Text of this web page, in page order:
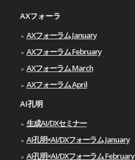
AXフォーラ
AXフォーラム January
AXフォーラム February
AXフォーラム March
AXフォーラム April
AI孔明
生成AI/DXセミナー
AI孔明×AI/DXフォーラム January
AI孔明×AI/DXフォーラム February